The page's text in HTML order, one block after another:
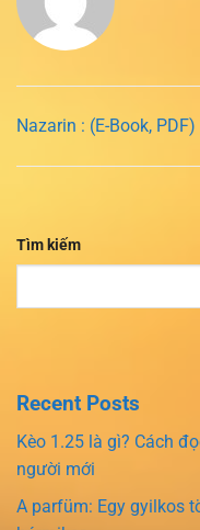
Nazarin : (E-Book, PDF)
Tìm kiếm
Recent Posts
Kèo 1.25 là gì? Cách
người mới
A parfüm: Egy gyilkos